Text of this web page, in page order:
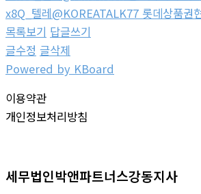
x8Q_텔레@KOREATALK77 롯데상품권
목록보기 답글쓰기
글수정 글삭제
Powered by KBoard
이용약관
개인정보처리방침
세무법인박앤파트너스강동지사